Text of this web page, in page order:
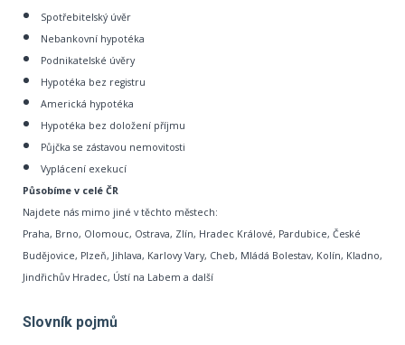
Spotřebitelský úvěr
Nebankovní hypotéka
Podnikatelské úvěry
Hypotéka bez registru
Americká hypotéka
Hypotéka bez doložení příjmu
Půjčka se zástavou nemovitosti
Vyplácení exekucí
Působíme v celé ČR
Najdete nás mimo jiné v těchto městech:
Praha, Brno, Olomouc, Ostrava, Zlín, Hradec Králové, Pardubice, České
Budějovice, Plzeň, Jihlava, Karlovy Vary, Cheb, Mládá Bolestav, Kolín, Kladno,
Jindřichův Hradec, Ústí na Labem a další
Slovník pojmů